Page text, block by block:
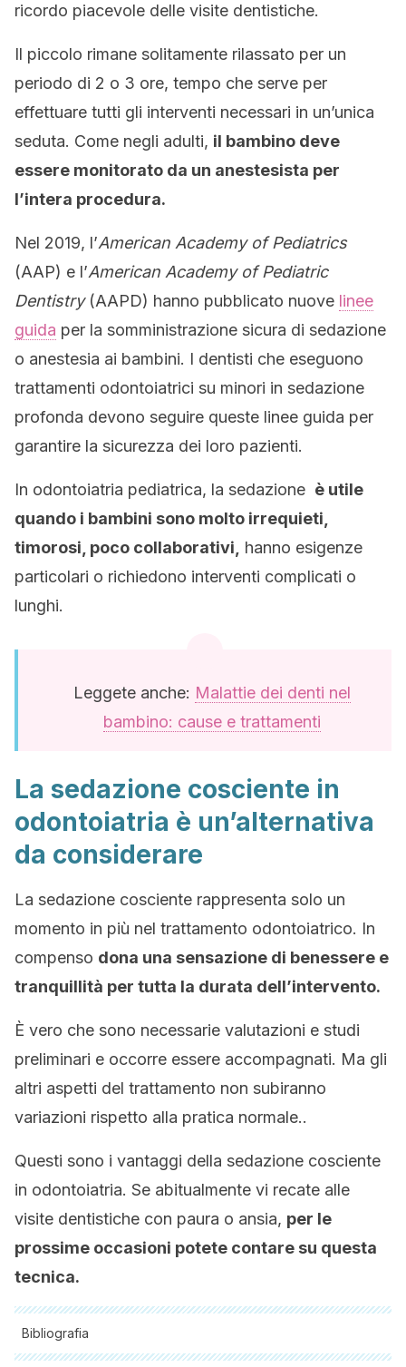
ricordo piacevole delle visite dentistiche.
Il piccolo rimane solitamente rilassato per un
periodo di 2 o 3 ore, tempo che serve per
effettuare tutti gli interventi necessari in un’unica
seduta. Come negli adulti, il bambino deve
essere monitorato da un anestesista per
l’intera procedura.
Nel 2019, l’American Academy of Pediatrics
(AAP) e l’American Academy of Pediatric
Dentistry(AAPD) hanno pubblicato nuove linee
guida per la somministrazione sicura di sedazione
o anestesia ai bambini. I dentisti che eseguono
trattamenti odontoiatrici su minori in sedazione
profonda devono seguire queste linee guida per
garantire la sicurezza dei loro pazienti.
In odontoiatria pediatrica, la sedazione è utile
quando i bambini sono molto irrequieti,
timorosi, poco collaborativi,
hanno esigenze
particolari o richiedono interventi complicati o
lunghi.
Leggete anche: Malattie dei denti nel
bambino: cause e trattamenti
La sedazione cosciente in
odontoiatria è un’alternativa
da considerare
La sedazione cosciente rappresenta solo un
momento in più nel trattamento odontoiatrico. In
compenso dona una sensazione di benessere e
tranquillità per tutta la durata dell’intervento.
È vero che sono necessarie valutazioni e studi
preliminari e occorre essere accompagnati. Ma gli
altri aspetti del trattamento non subiranno
variazioni rispetto alla pratica normale..
Questi sono i vantaggi della sedazione cosciente
in odontoiatria. Se abitualmente vi recate alle
visite dentistiche con paura o ansia, per le
prossime occasioni potete contare su questa
tecnica.
Bibliografia
Tutte le fonti citate sono state esaminate a fondo dal nostro